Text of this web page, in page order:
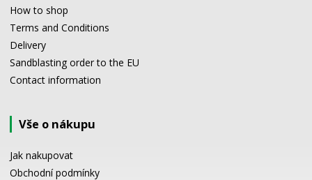
How to shop
Terms and Conditions
Delivery
Sandblasting order to the EU
Contact information
Vše o nákupu
Jak nakupovat
Obchodní podmínky